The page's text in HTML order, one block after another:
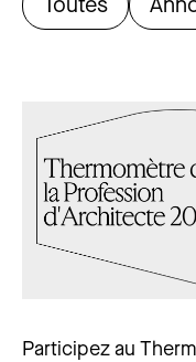
Toutes
Participez au